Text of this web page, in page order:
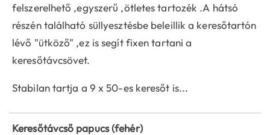
felszerelhető ,egyszerű ,ötletes tartozék .A hátsó
részén található süllyesztésbe beleillik a keresőtartón
lévő "ütköző" ,ez is segít fixen tartani a
keresőtávcsövet.
Stabilan tartja a 9 x 50-es keresőt is...
Keresőtávcső papucs (fehér)